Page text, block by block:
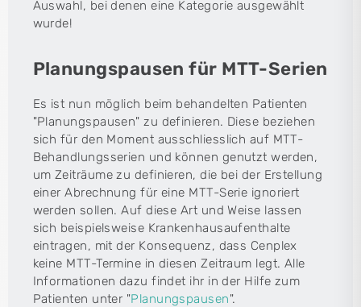
Auswahl, bei denen eine Kategorie ausgewählt
wurde!
Planungspausen für MTT-Serien
Es ist nun möglich beim behandelten Patienten
"Planungspausen" zu definieren. Diese beziehen
sich für den Moment ausschliesslich auf MTT-
Behandlungsserien und können genutzt werden,
um Zeiträume zu definieren, die bei der Erstellung
einer Abrechnung für eine MTT-Serie ignoriert
werden sollen. Auf diese Art und Weise lassen
sich beispielsweise Krankenhausaufenthalte
eintragen, mit der Konsequenz, dass Cenplex
keine MTT-Termine in diesen Zeitraum legt. Alle
Informationen dazu findet ihr in der Hilfe zum
Patienten unter "Planungspausen".